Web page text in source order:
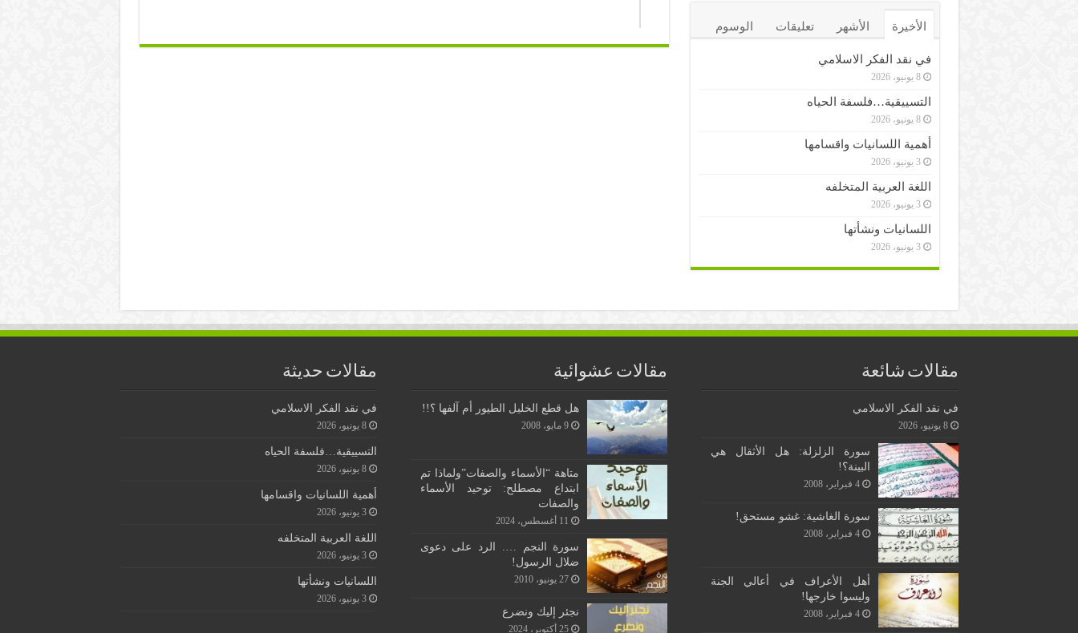
الأخيرة الأشهر تعليقات الوسوم
في نقد الفكر الاسلامي
8 يونيو، 2026
التسييقية…فلسفة الحياه
8 يونيو، 2026
أهمية اللسانيات واقسامها
3 يونيو، 2026
اللغة العربية المتخلفه
3 يونيو، 2026
اللسانيات ونشأتها
3 يونيو، 2026
مقالات شائعة
في نقد الفكر الاسلامي
8 يونيو، 2026
سورة الزلزلة: هل الأثقال هي
البينة؟!
4 فبراير، 2008
سورة الغاشية: غشو مستحق!
4 فبراير، 2008
أهل الأعراف في أعالي الجنة
وليسوا خارجها!
4 فبراير، 2008
مقالات عشوائية
هل قطع الخليل الطيور أم آلفها ؟!!
9 مايو، 2008
متاهة “الأسماء والصفات”ولماذا تم
ابتداع مصطلح: توحيد الأسماء
والصفات
11 أغسطس، 2024
سورة النجم …. الرد على دعوى
ضلال الرسول!
27 يونيو، 2010
نجئر إليك ونضرع
25 أكتوبر، 2024
مقالات حديثة
في نقد الفكر الاسلامي
8 يونيو، 2026
التسييقية…فلسفة الحياه
8 يونيو، 2026
أهمية اللسانيات واقسامها
3 يونيو، 2026
اللغة العربية المتخلفه
3 يونيو، 2026
اللسانيات ونشأتها
3 يونيو، 2026